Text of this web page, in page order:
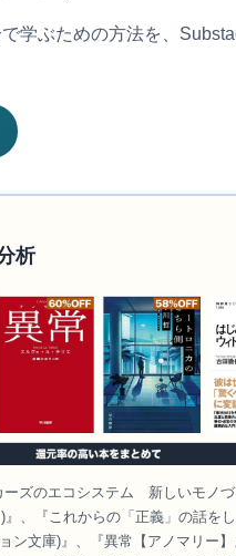
学ぶための方法を、
析
ーズのエコシステム 新しいモノ
、『これからの「正義」の話を
ン文庫)』、『異常【アノマリー